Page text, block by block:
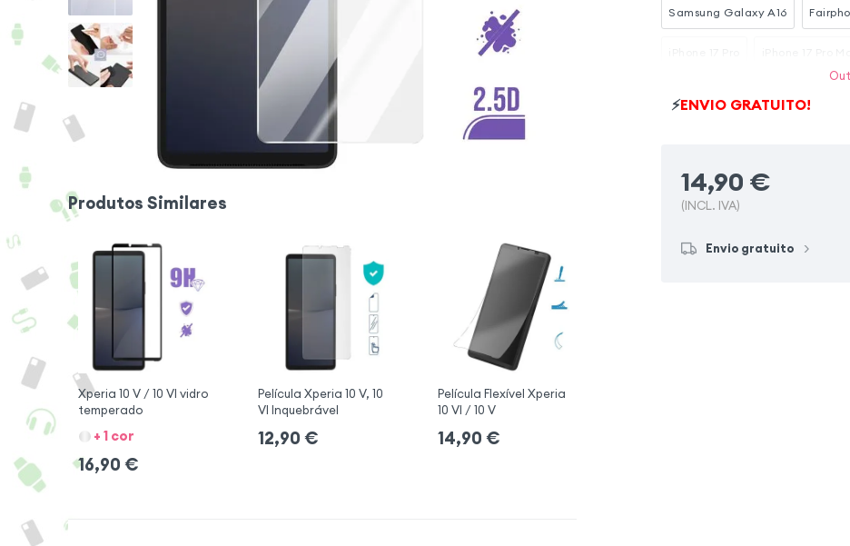
Produtos Similares
Xperia 10 V / 10 VI vidro
temperado
+ 1 cor
16,90 €
Película Xperia 10 V, 10
VI Inquebrável
12,90 €
Película Flexível Xperia
10 VI / 10 V
14,90 €
Samsung Galaxy A16
⚡ENVIO GRATUITO!
14,90 €
(INCL. IVA)
Envio gratuito